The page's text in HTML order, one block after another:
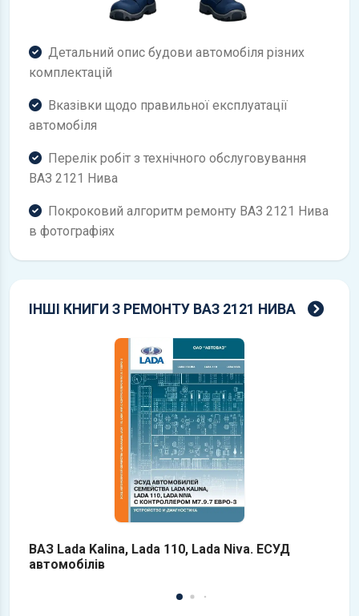
Детальний опис будови автомобіля різних
комплектацій
Вказівки щодо правильної експлуатації
автомобіля
Перелік робіт з технічного обслуговування
ВАЗ 2121 Нива
Покроковий алгоритм ремонту ВАЗ 2121 Нива
в фотографіях
ІНШІ КНИГИ З РЕМОНТУ ВАЗ 2121 НИВА
ВАЗ Lada Kalina, Lada 110, Lada Niva. ЕСУД
автомобілів